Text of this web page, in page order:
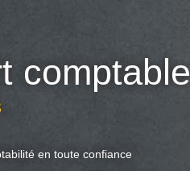
comptable
en toute confiance